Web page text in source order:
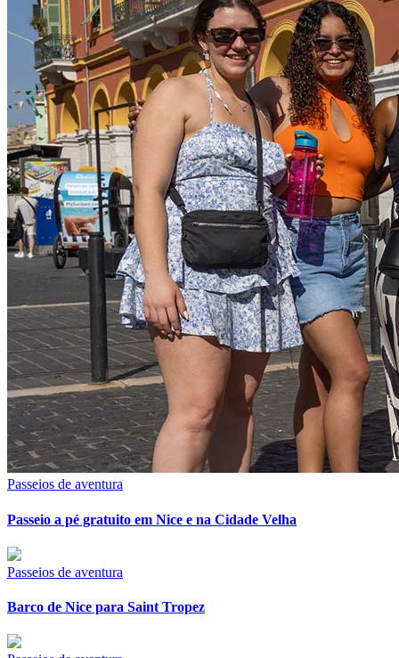
Passeios de aventura
Passeio a pé gratuito em Nice e na Cidade Velha
Passeios de aventura
Barco de Nice para Saint Tropez